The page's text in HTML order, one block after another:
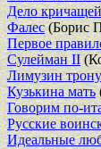
Дело
Фалес(Борис
Первое
Сулейман II
Лимузин
Кузькина мать
Говорим по-
Русские
Идеальные